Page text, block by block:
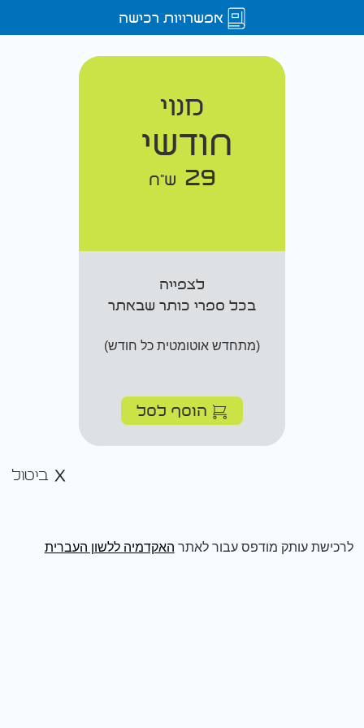
אפשרויות רכישה
מנוי
חודשי
29 ש"ח
לצפייה
בכל ספרי כותר שבאתר
(מתחדש אוטומטית כל חודש)
הוסף לסל
ביטול
לרכישת עותק מודפס עבור לאתר האקדמיה ללשון העברית